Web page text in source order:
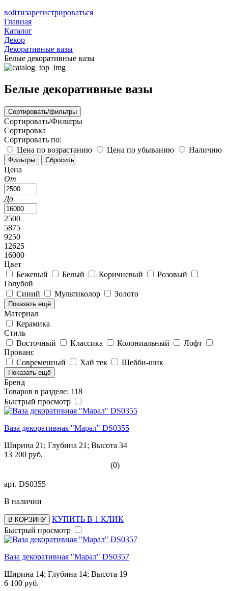
войтизарегистрироваться
Главная
Каталог
Декор
Декоративные вазы
Белые декоративные вазы
Белые декоративные вазы
Сортировать/фильтры
Сортировать/Фильтры
Сортировка
Сортировать по:
Цена по возрастанию
Цена по убыванию Наличию
Цена
От
До
2500
5875
9250
12625
16000
Цвет
Бежевый
Белый Коричневый
Розовый
Голубой
Синий
Мультиколор Золото
Показать ещё
Материал
Керамика
Стиль
Восточный
Классика Колониальный
Лофт
Прованс
Современный
Хай тек Шебби-шик
Показать ещё
Бренд
Товаров в разделе: 118
Быстрый просмотр
Ваза декоративная "Марал" DS0355
Ширина 21; Глубина 21; Высота 34
13 200 руб.
(0)
арт. DS0355
В наличии
В КОРЗИНУ
КУПИТЬ В 1 КЛИК
Быстрый просмотр
Ваза декоративная "Марал" DS0357
Ширина 14; Глубина 14; Высота 19
6 100 руб.